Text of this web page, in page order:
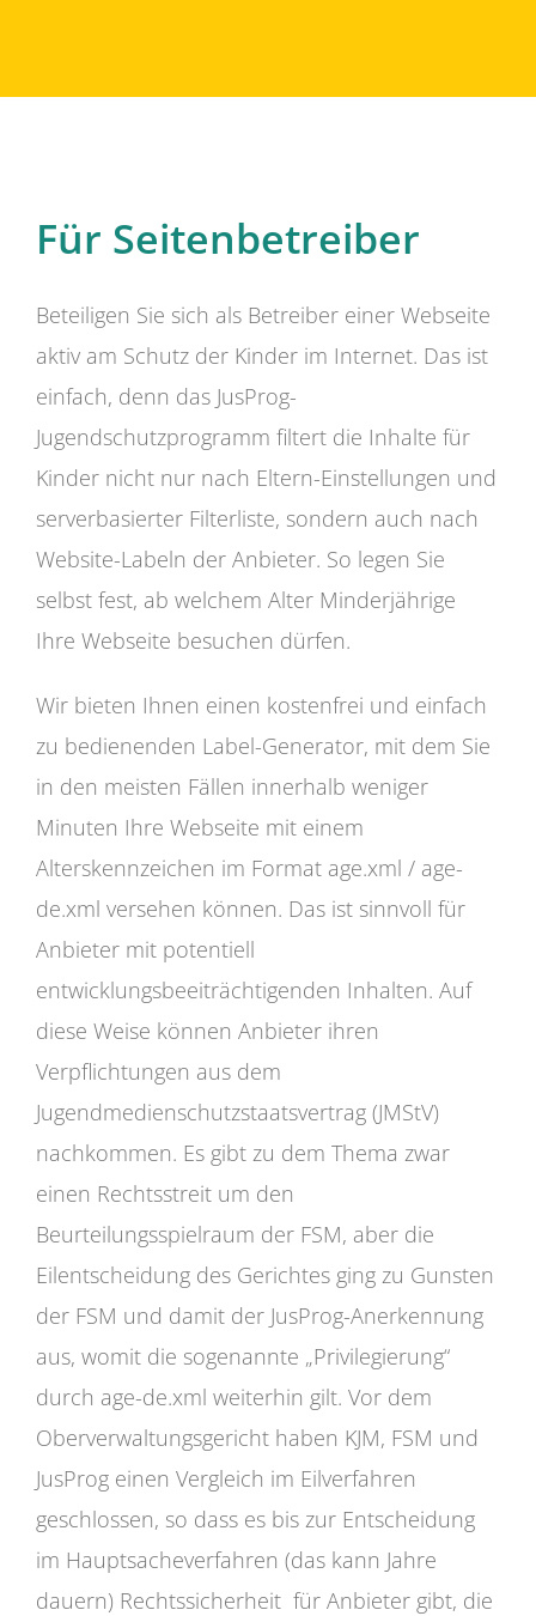
Für Seitenbetreiber
Beteiligen Sie sich als Betreiber einer Webseite
aktiv am Schutz der Kinder im Internet. Das ist
einfach, denn das JusProg-
Jugendschutzprogramm filtert die Inhalte für
Kinder nicht nur nach Eltern-Einstellungen und
serverbasierter Filterliste, sondern auch nach
Website-Labeln der Anbieter. So legen Sie
selbst fest, ab welchem Alter Minderjährige
Ihre Webseite besuchen dürfen.
Wir bieten Ihnen einen kostenfrei und einfach
zu bedienenden Label-Generator, mit dem Sie
in den meisten Fällen innerhalb weniger
Minuten Ihre Webseite mit einem
Alterskennzeichen im Format age.xml / age-
de.xml versehen können. Das ist sinnvoll für
Anbieter mit potentiell
entwicklungsbeeiträchtigenden Inhalten. Auf
diese Weise können Anbieter ihren
Verpflichtungen aus dem
Jugendmedienschutzstaatsvertrag (JMStV)
nachkommen. Es gibt zu dem Thema zwar
einen Rechtsstreit um den
Beurteilungsspielraum der FSM, aber die
Eilentscheidung des Gerichtes ging zu Gunsten
der FSM und damit der JusProg-Anerkennung
aus, womit die sogenannte „Privilegierung“
durch age-de.xml weiterhin gilt. Vor dem
Oberverwaltungsgericht haben KJM, FSM und
JusProg einen Vergleich im Eilverfahren
geschlossen, so dass es bis zur Entscheidung
im Hauptsacheverfahren (das kann Jahre
dauern) Rechtssicherheit für Anbieter gibt, die